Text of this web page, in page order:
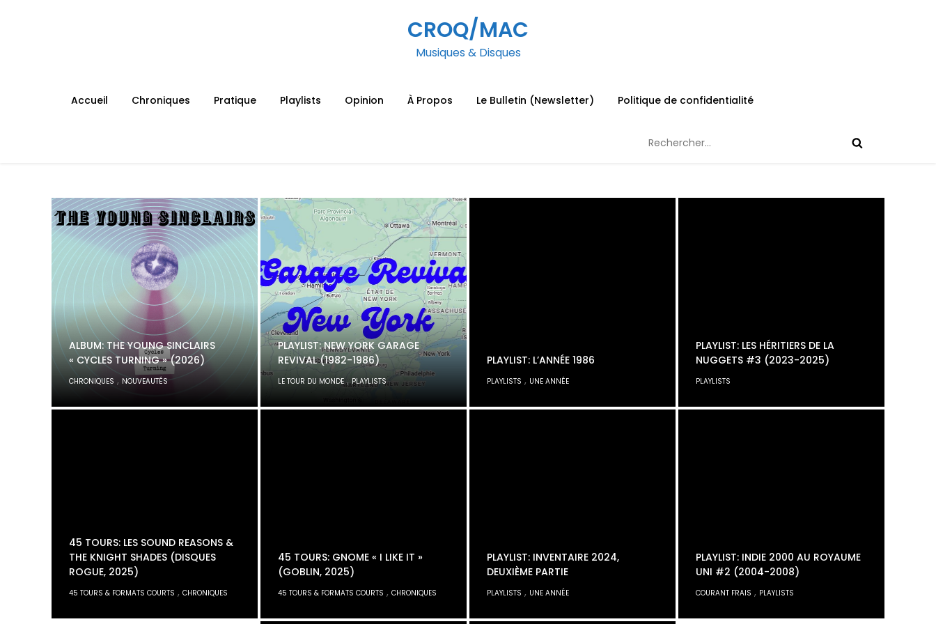
CROQ/MAC
Musiques & Disques
Accueil Chroniques Pratique Playlists Opinion À Propos Le Bulletin (Newsletter) Politique de confidentialité
ALBUM: THE YOUNG SINCLAIRS
« CYCLES TURNING » (2026)
CHRONIQUES , NOUVEAUTÉS
PLAYLIST: NEW YORK GARAGE
REVIVAL (1982-1986)
LE TOUR DU MONDE,PLAYLISTS
PLAYLIST: L’ANNÉE 1986
PLAYLISTS , UNE ANNÉE
PLAYLIST: LES HÉRITIERS DE LA
NUGGETS #3 (2023-2025)
PLAYLISTS
45 TOURS: LES SOUND REASONS &
THE KNIGHT SHADES (DISQUES
ROGUE, 2025)
45 TOURS & FORMATS COURTS , CHRONIQUES
45 TOURS: GNOME « I LIKE IT »
(GOBLIN, 2025)
45 TOURS & FORMATS COURTS , CHRONIQUES
PLAYLIST: INVENTAIRE 2024,
DEUXIÈME PARTIE
PLAYLISTS , UNE ANNÉE
PLAYLIST: INDIE 2000 AU ROYAUME
UNI #2 (2004-2008)
COURANT FRAIS , PLAYLISTS